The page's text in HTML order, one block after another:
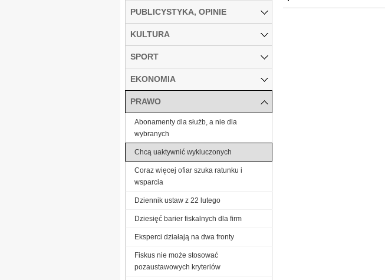
PUBLICYSTYKA, OPINIE
KULTURA
SPORT
EKONOMIA
PRAWO
Abonamenty dla służb, a nie dla
wybranych
Chcą uaktywnić wykluczonych
Coraz więcej ofiar szuka ratunku i
wsparcia
Dziennik ustaw z 22 lutego
Dziesięć barier fiskalnych dla firm
Eksperci działają na dwa fronty
Fiskus nie może stosować
pozaustawowych kryteriów